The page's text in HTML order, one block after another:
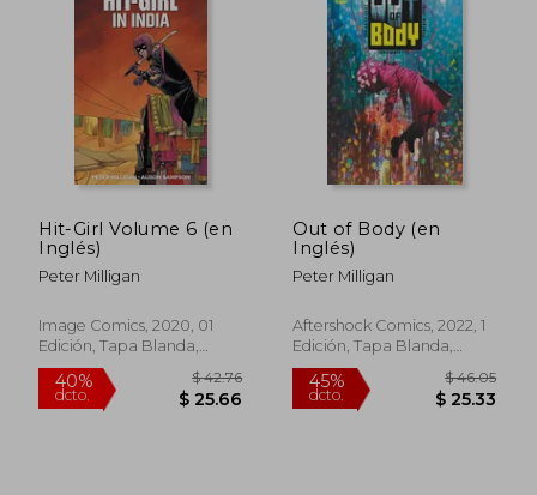
Hit-Girl Volume 6 (en
Inglés)
Peter Milligan
Image Comics, 2020, 01
Edición, Tapa Blanda,
Nuevo
Out of Body (en
Inglés)
Peter Milligan
Aftershock Comics, 2022, 1
Edición, Tapa Blanda,
Nuevo